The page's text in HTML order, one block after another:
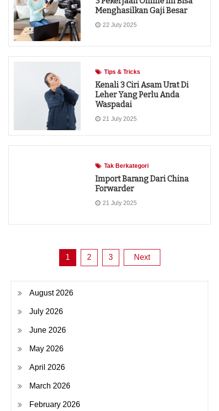
Menghasilkan Gaji Besar
22 July 2025
Tips & Tricks
Kenali 3 Ciri Asam Urat Di
Leher Yang Perlu Anda
Waspadai
21 July 2025
Tak Berkategori
Import Barang Dari China
Forwarder
21 July 2025
pagination
1 2 3 Next
August 2026
July 2026
June 2026
May 2026
April 2026
March 2026
February 2026